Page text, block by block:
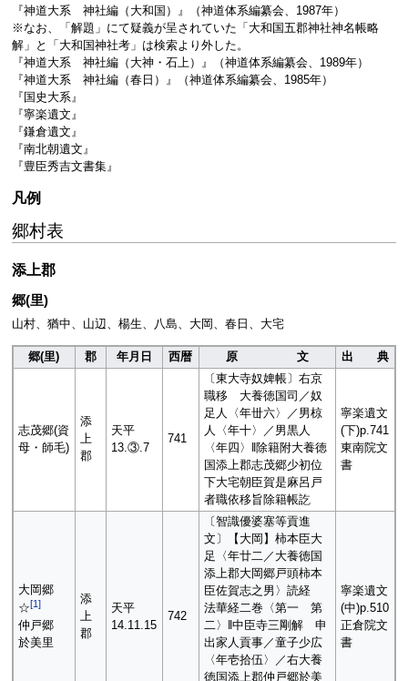
『神道大系 神社編（大和国）』（神道体系編纂会、1987年）
※なお、「解題」にて疑義が呈されていた「大和国五郡神社神名帳略
解」と「大和国神社考」は検索より外した。
『神道大系 神社編（大神・石上）』（神道体系編纂会、1989年）
『神道大系 神社編（春日）』（神道体系編纂会、1985年）
『国史大系』
『寧楽遺文』
『鎌倉遺文』
『南北朝遺文』
『豊臣秀吉文書集』
凡例
郷村表
添上郡
郷(里)
山村、猶中、山辺、楊生、八島、大岡、春日、大宅
郷(里) 郡 年月日 西暦 原 文 出 典
志茂郷(資
母・師毛)
添
上
郡
天平
13.③.7
741
〔東大寺奴婢帳〕右京
職移 大養徳国司／奴
足人〈年丗六〉／男椋
人〈年十〉／男黒人
〈年四〉‖除籍附大養徳
国添上郡志茂郷少初位
下大宅朝臣賀是麻呂戸
者職依移旨除籍帳訖
寧楽遺文
(下)p.741
東南院文
書
大岡郷
☆[1]
仲戸郷
於美里
添
上
郡
天平
14.11.15
742
〔智識優婆塞等貢進
文〕【大岡】柿本臣大
足〈年廿二／大養徳国
添上郡大岡郷戸頭柿本
臣佐賀志之男〉読経
法華経二巻〈第一 第
二〉‖中臣寺三剛解 申
出家人貢事／童子少広
〈年壱拾伍〉／右大養
徳国添上郡仲戸郷於美
寧楽遺文
(中)p.510
正倉院文
書